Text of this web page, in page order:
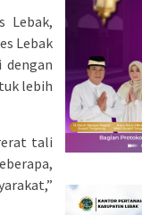
Lebak,
Lebak
lebih
tali